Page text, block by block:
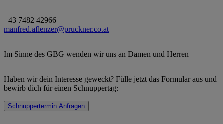
+43 7482 42966
manfred.aflenzer@pruckner.co.at
Im Sinne des GBG wenden wir uns an Damen und Herren
Haben wir dein Interesse geweckt? Fülle jetzt das Formular aus und
bewirb dich für einen Schnuppertag:
Schnuppertermin Anfragen